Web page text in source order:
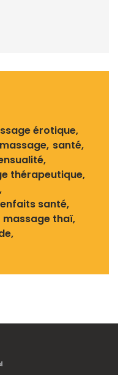
érotique
santé
thérapeutique
santé
massage thaï